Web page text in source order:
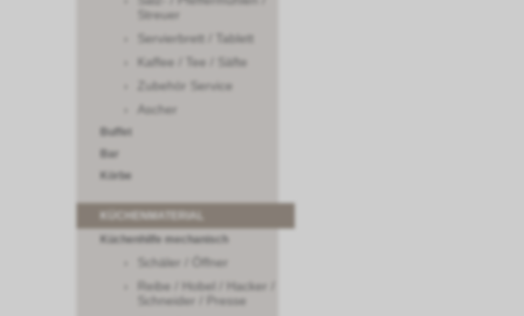
Streuer
Servierbrett / Tablett
Kaffee / Tee / Säfte
Zubehör Service
Ascher
Buffet
Bar
Körbe
KÜCHENMATERIAL
Küchenhilfe mechanisch
Schäler / Öffner
Reibe / Hobel / Hacker /
Schneider / Presse